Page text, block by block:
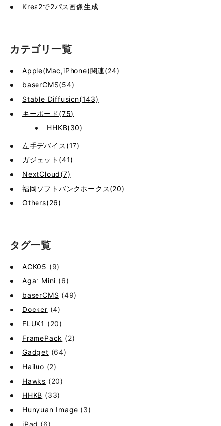
Krea2で2パス画像生成
カテゴリ一覧
Apple(Mac,iPhone)関連(24)
baserCMS(54)
Stable Diffusion(143)
キーボード(75)
HHKB(30)
左手デバイス(17)
ガジェット(41)
NextCloud(7)
福岡ソフトバンクホークス(20)
Others(26)
タグ一覧
ACK05 (9)
Agar Mini (6)
baserCMS (49)
Docker (4)
FLUX1 (20)
FramePack (2)
Gadget (64)
Hailuo (2)
Hawks (20)
HHKB (33)
Hunyuan Image (3)
iPad (6)